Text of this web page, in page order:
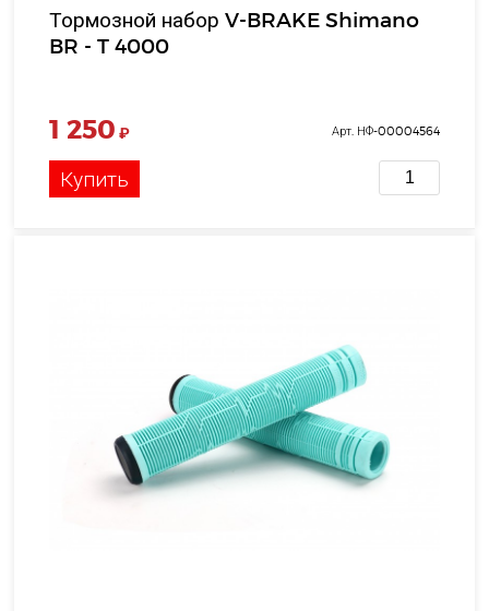
Тормозной набор V-BRAKE Shimano
BR - T 4000
1 250 ₽ Арт. НФ-00004564
Купить